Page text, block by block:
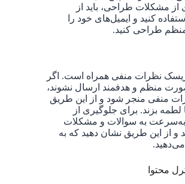
از مشکلات طراحی، باید از
کنید و ایمیل‌های خود را
طراحی کنید.
ریسک نظرات منفی همراه است. اگر
منظم و هدفمند ارسال نشوند،
منفی منجر شود و از این طریق
بزند. برای جلوگیری از
به‌سرعت به سوالات و مشکلات
و از این طریق نشان دهید که به